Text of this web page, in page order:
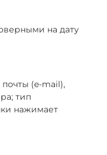
на дату
(e-mail),
тип
нажимает